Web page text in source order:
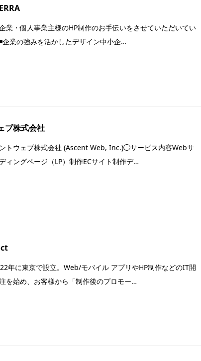
業・個人事業主様のHP制作のお手伝いをさせていただいてい
企業の強みを活かしたデザイン中小企…
ブ株式会社
トウェブ株式会社 (Ascent Web, Inc.)◯サービス内容Webサ
ィングページ（LP）制作ECサイト制作デ…
年に東京で設立。Web/モバイル アプリやHP制作などのIT開
を始め、お客様から「制作後のプロモー…